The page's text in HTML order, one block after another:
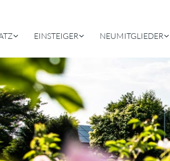
EINSTEIGER NEUMITGLIEDER